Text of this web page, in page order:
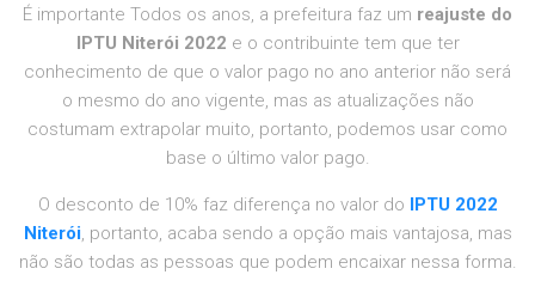
É importante Todos os anos, a prefeitura faz um reajuste do
IPTU Niterói 2022 e o contribuinte tem que ter
conhecimento de que o valor pago no ano anterior não será
o mesmo do ano vigente, mas as atualizações não
costumam extrapolar muito, portanto, podemos usar como
base o último valor pago.
O desconto de 10% faz diferença no valor do IPTU 2022
Niterói, portanto, acaba sendo a opção mais vantajosa, mas
não são todas as pessoas que podem encaixar nessa forma.